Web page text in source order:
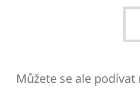
Můžete se ale